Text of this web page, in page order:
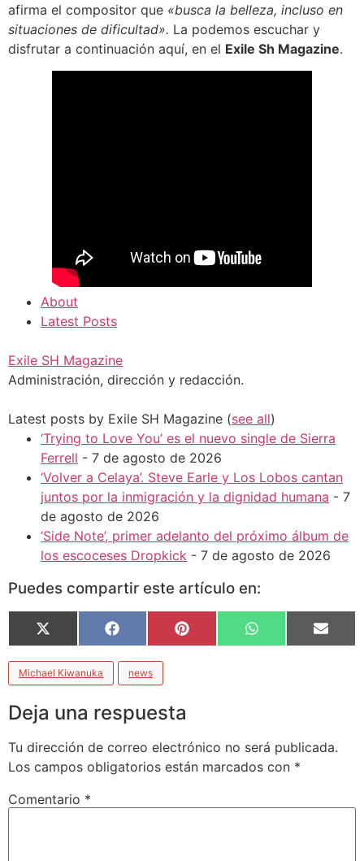
afirma el compositor que «busca la belleza, incluso en
situaciones de dificultad». La podemos escuchar y
disfrutar a continuación aquí, en el Exile Sh Magazine.
About
Latest Posts
Exile SH Magazine
Administración, dirección y redacción.
Latest posts by Exile SH Magazine (see all)
‘Trying to Love You’ es el nuevo single de Sierra
Ferrell - 7 de agosto de 2026
‘Volver a Celaya’. Steve Earle y Los Lobos cantan
juntos por la inmigración y la dignidad humana - 7
de agosto de 2026
‘Side Note’, primer adelanto del próximo álbum de
los escoceses Dropkick - 7 de agosto de 2026
Puedes compartir este artículo en:
X
(Twitter)
Facebook Pinterest WhatsApp Email
Michael Kiwanuka news
Deja una respuesta
Tu dirección de correo electrónico no será publicada.
Los campos obligatorios están marcados con *
Comentario *